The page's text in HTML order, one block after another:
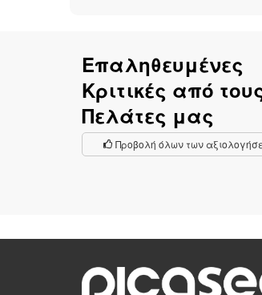
Επαληθευμένες
Κριτικές από
Πελάτες μας
Προβολή όλων των